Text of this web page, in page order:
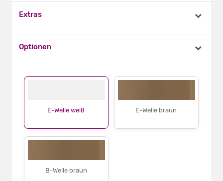
E-Welle weiß E-Welle braun
B-Welle braun
Extras
Optionen